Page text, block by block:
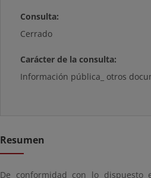
Consulta:
Cerrado
Carácter de la consulta:
Información pública_ otros
Resumen
De conformidad con lo